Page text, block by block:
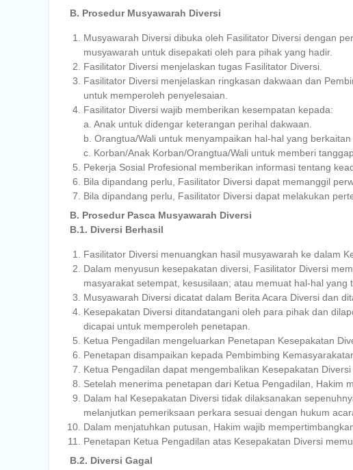
B. Prosedur Musyawarah Diversi
Musyawarah Diversi dibuka oleh Fasilitator Diversi dengan
musyawarah untuk disepakati oleh para pihak yang hadir.
Fasilitator Diversi menjelaskan tugas Fasilitator Diversi.
Fasilitator Diversi menjelaskan ringkasan dakwaan dan
untuk memperoleh penyelesaian.
Fasilitator Diversi wajib memberikan kesempatan kepada:
a. Anak untuk didengar keterangan perihal dakwaan.
b. Orangtua/Wali untuk menyampaikan hal-hal yang
c. Korban/Anak Korban/Orangtua/Wali untuk memberi
Pekerja Sosial Profesional memberikan informasi tentang
Bila dipandang perlu, Fasilitator Diversi dapat memanggil
Bila dipandang perlu, Fasilitator Diversi dapat melakukan
B. Prosedur Pasca Musyawarah Diversi
B.1. Diversi Berhasil
Fasilitator Diversi menuangkan hasil musyawarah ke dalam
Dalam menyusun kesepakatan diversi, Fasilitator Diversi
masyarakat setempat, kesusilaan; atau memuat hal-hal
Musyawarah Diversi dicatat dalam Berita Acara Diversi dan
Kesepakatan Diversi ditandatangani oleh para pihak dan
dicapai untuk memperoleh penetapan.
Ketua Pengadilan mengeluarkan Penetapan Kesepakatan
Penetapan disampaikan kepada Pembimbing
Ketua Pengadilan dapat mengembalikan Kesepakatan
Setelah menerima penetapan dari Ketua Pengadilan, Hakim
Dalam hal Kesepakatan Diversi tidak dilaksanakan
melanjutkan pemeriksaan perkara sesuai dengan hukum
Dalam menjatuhkan putusan, Hakim wajib
Penetapan Ketua Pengadilan atas Kesepakatan Diversi
B.2. Diversi Gagal